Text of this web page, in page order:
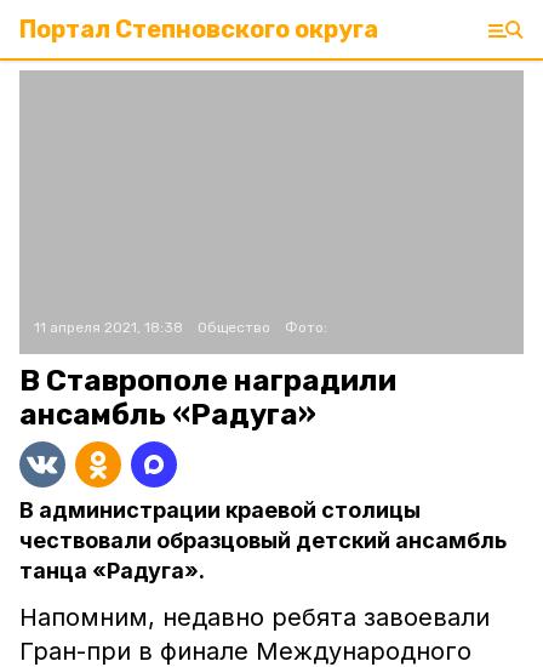
Портал Степновского округа
11 апреля 2021, 18:38 Общество Фото:
В Ставрополе наградили
ансамбль «Радуга»
В администрации краевой столицы
чествовали образцовый детский ансамбль
танца «Радуга».
Напомним, недавно ребята завоевали
Гран-при в финале Международного